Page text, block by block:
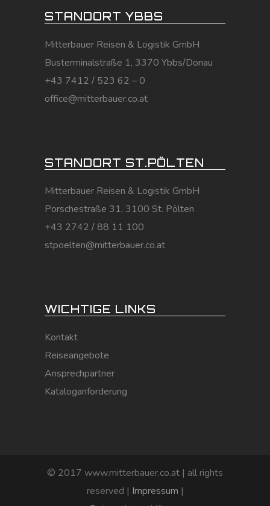
STANDORT YBBS
Mitterbauer Reisen & Logistik GmbH
Busterminalstraße 1, 3370 Ybbs/Donau
+43 7412 / 523 62 – 0
office@mitterbauer.co.at
STANDORT ST.PÖLTEN
Mitterbauer Reisen & Logistik GmbH
Porschestraße 31, 3100 St. Pölten
+43 2742 / 88 11 100
stpoelten@mitterbauer.co.at
WICHTIGE LINKS
Kontakt
Reiseangebote
Ansprechpartner
Kataloganforderung
© 2017 www.mitterbauer.co.at | all rights
reserved | Impressum |